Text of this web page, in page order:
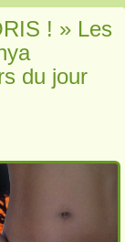
! » Les
du jour